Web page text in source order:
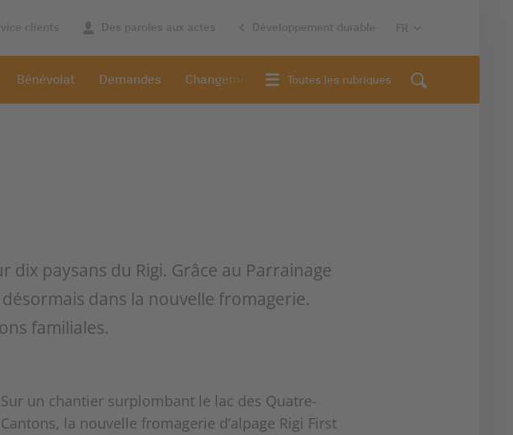
clients Des paroles aux actes Développement durable
Bénévolat Demandes Changement d'adresseToutes les rubriques
dix paysans du Rigi. Grâce au Parrainage
dans la nouvelle fromagerie.
familiales.
Sur un chantier surplombant le lac des Quatre-
Cantons, la nouvelle fromagerie d’alpage Rigi First